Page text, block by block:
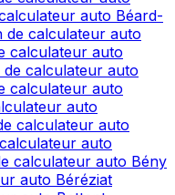
auto Béard-
de calculateur auto
calculateur auto
de calculateur auto
calculateur auto
auto
calculateur auto
auto
calculateur auto Bény
auto Béréziat